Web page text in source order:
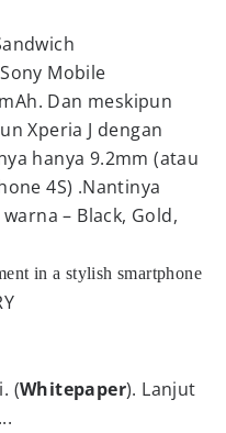
Mobile
Dan meskipun
Xperia J dengan
hanya 9.2mm (atau
4S) .Nantinya
– Black, Gold,
in a stylish smartphone
(Whitepaper). Lanjut